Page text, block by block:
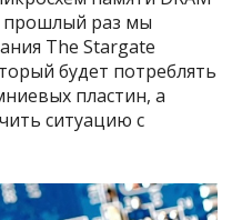
прошлый раз мы
The Stargate
будет потреблять
пластин, а
ситуацию с